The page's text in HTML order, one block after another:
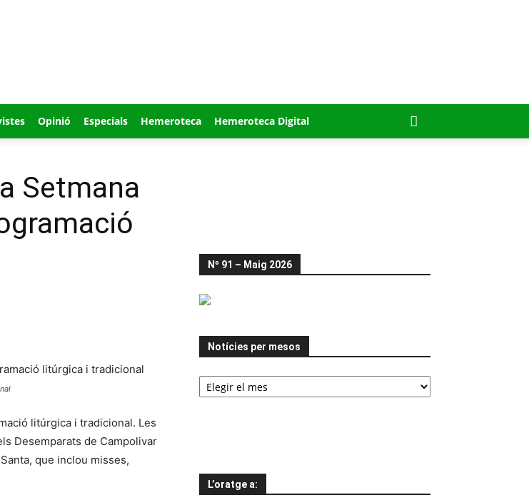
Opinió Especials Hemeroteca Hemeroteca Digital
Setmana
litúrgica i tradicional. Les
Desemparats de Campolivar
que inclou misses,
Nº 91 – Maig 2026
Notícies per mesos
Notícies
per
L’oratge a: